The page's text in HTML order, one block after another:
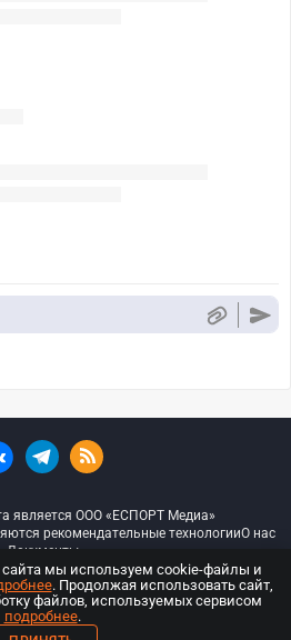
является ООО «ЕСПОРТ Медиа»
рекомендательные технологииО нас
Документы
— Все права защищены
18+
мы используем cookie-файлы и
. Продолжая использовать сайт,
файлов, используемых сервисом
подробнее.